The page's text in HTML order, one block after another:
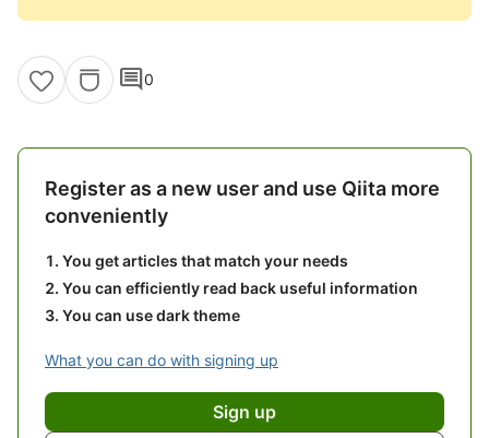
comment0
Register as a new user and use Qiita more
conveniently
You get articles that match your needs
You can efficiently read back useful information
You can use dark theme
What you can do with signing up
Sign up